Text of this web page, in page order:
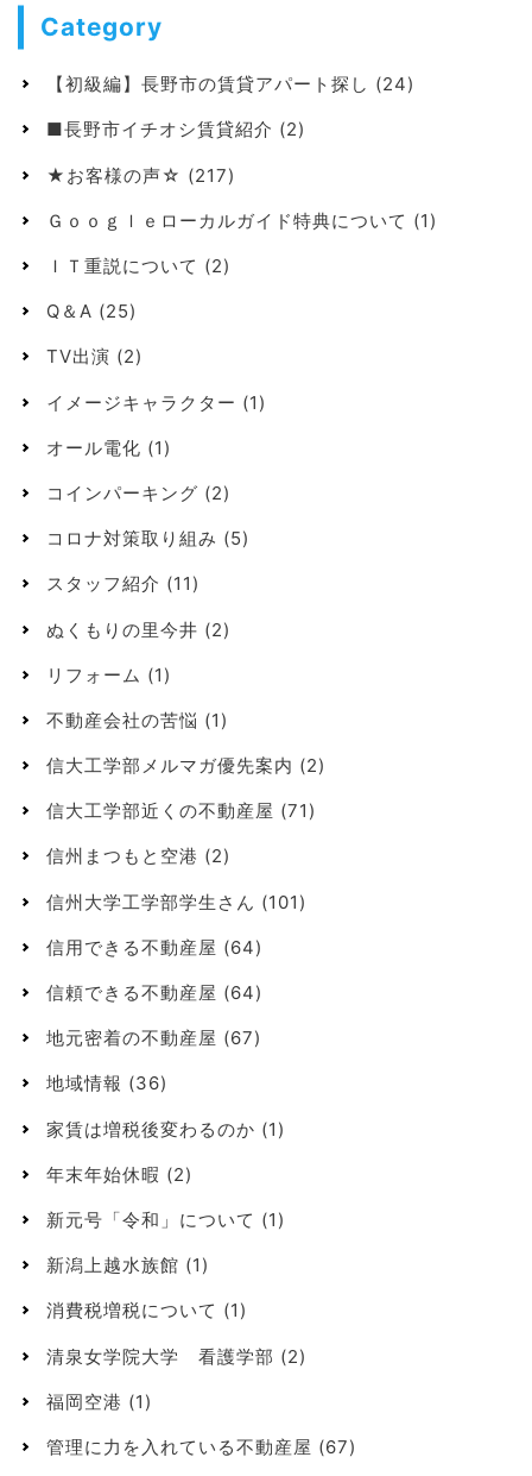
Category
【初級編】長野市の賃貸アパート探し (24)
■長野市イチオシ賃貸紹介 (2)
★お客様の声☆ (217)
Ｇｏｏｇｌｅローカルガイド特典について (1)
ＩＴ重説について (2)
Q＆A (25)
TV出演 (2)
イメージキャラクター (1)
オール電化 (1)
コインパーキング (2)
コロナ対策取り組み (5)
スタッフ紹介 (11)
ぬくもりの里今井 (2)
リフォーム (1)
不動産会社の苦悩 (1)
信大工学部メルマガ優先案内 (2)
信大工学部近くの不動産屋 (71)
信州まつもと空港 (2)
信州大学工学部学生さん (101)
信用できる不動産屋 (64)
信頼できる不動産屋 (64)
地元密着の不動産屋 (67)
地域情報 (36)
家賃は増税後変わるのか (1)
年末年始休暇 (2)
新元号「令和」について (1)
新潟上越水族館 (1)
消費税増税について (1)
清泉女学院大学 看護学部 (2)
福岡空港 (1)
管理に力を入れている不動産屋 (67)